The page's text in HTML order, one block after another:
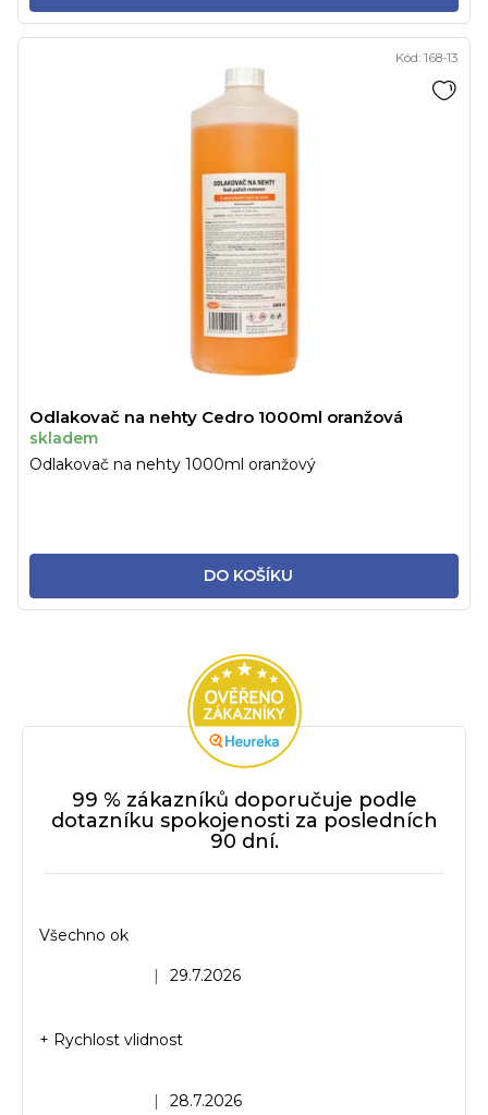
Odlakovač na nehty Cedro 1000ml oranžová
skladem
DO KOŠÍKU
Odlakovač na nehty 1000ml oranžový
Kód: 168-13
99 % zákazníků doporučuje podle
dotazníku spokojenosti za posledních
90 dní.
Hodnocení obchodu je 5 z 5 hvězdiček.
29.7.2026
Všechno ok
Hodnocení obchodu je 5 z 5 hvězdiček.
28.7.2026
+ Rychlost vlidnost